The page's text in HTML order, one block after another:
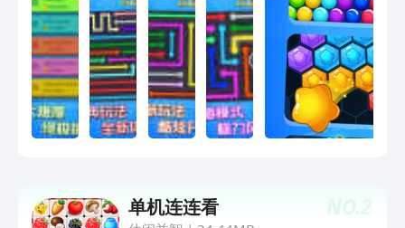
NO.2
单机连连看